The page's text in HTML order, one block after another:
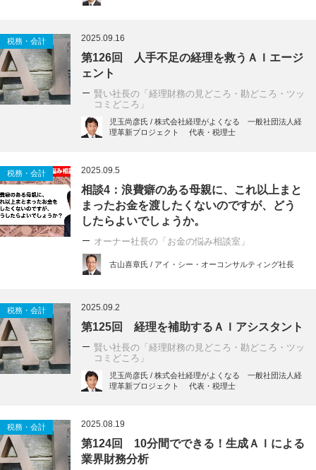
税務・会計 2025.09.16
第126回 人手不足の経理を救うＡＩエージ
ェント
賢い社長の「経理財務の見どころ・勘どころ・ツッ
コミどころ」
児玉尚彦氏 / 株式会社経理がよくなる 一般社団法人経
理革新プロジェクト 代表・税理士
税務・会計 2025.09.5
相談4：浪費癖のある母親に、これ以上まと
まったお金を渡したくないのですが、どう
したらよいでしょうか。
オーナー社長の「お金の悩み相談室」
古山喜章氏 / アイ・シー・オーコンサルティング社長
税務・会計 2025.09.2
第125回 経理を補助するＡＩアシスタント
賢い社長の「経理財務の見どころ・勘どころ・ツッ
コミどころ」
児玉尚彦氏 / 株式会社経理がよくなる 一般社団法人経
理革新プロジェクト 代表・税理士
税務・会計 2025.08.19
第124回 10分間でできる！生成ＡＩによる
業界財務分析